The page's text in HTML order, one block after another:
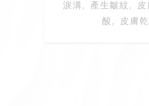
淚溝
產生皺紋
酸
皮膚